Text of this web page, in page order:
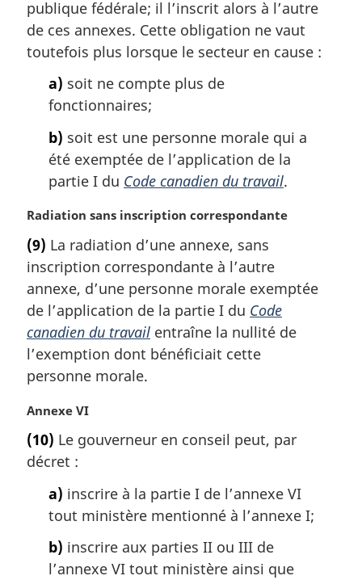
r
g
i
publique fédérale; il l’inscrit alors à l’autre
de ces annexes. Cette obligation ne vaut
toutefois plus lorsque le secteur en cause :
a) soit ne compte plus de
fonctionnaires;
b) soit est une personne morale qui a
été exemptée de l’application de la
partie I du Code canadien du travail.
N
t
e
m
a
g
i
n
l
:
Radiation sans inscription correspondante
(9) La radiation d’une annexe, sans
inscription correspondante à l’autre
annexe, d’une personne morale exemptée
de l’application de la partie I du Code
canadien du travail entraîne la nullité de
l’exemption dont bénéficiait cette
personne morale.
N
t
e
Annexe VI
(10) Le gouverneur en conseil peut, par
décret :
a) inscrire à la partie I de l’annexe VI
tout ministère mentionné à l’annexe I;
b) inscrire aux parties II ou III de
l’annexe VI tout ministère ainsi que